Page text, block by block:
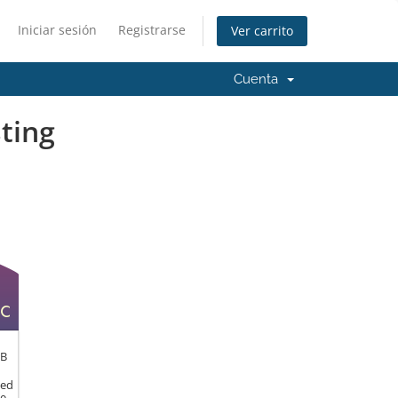
Iniciar sesión Registrarse Ver carrito
Cuenta